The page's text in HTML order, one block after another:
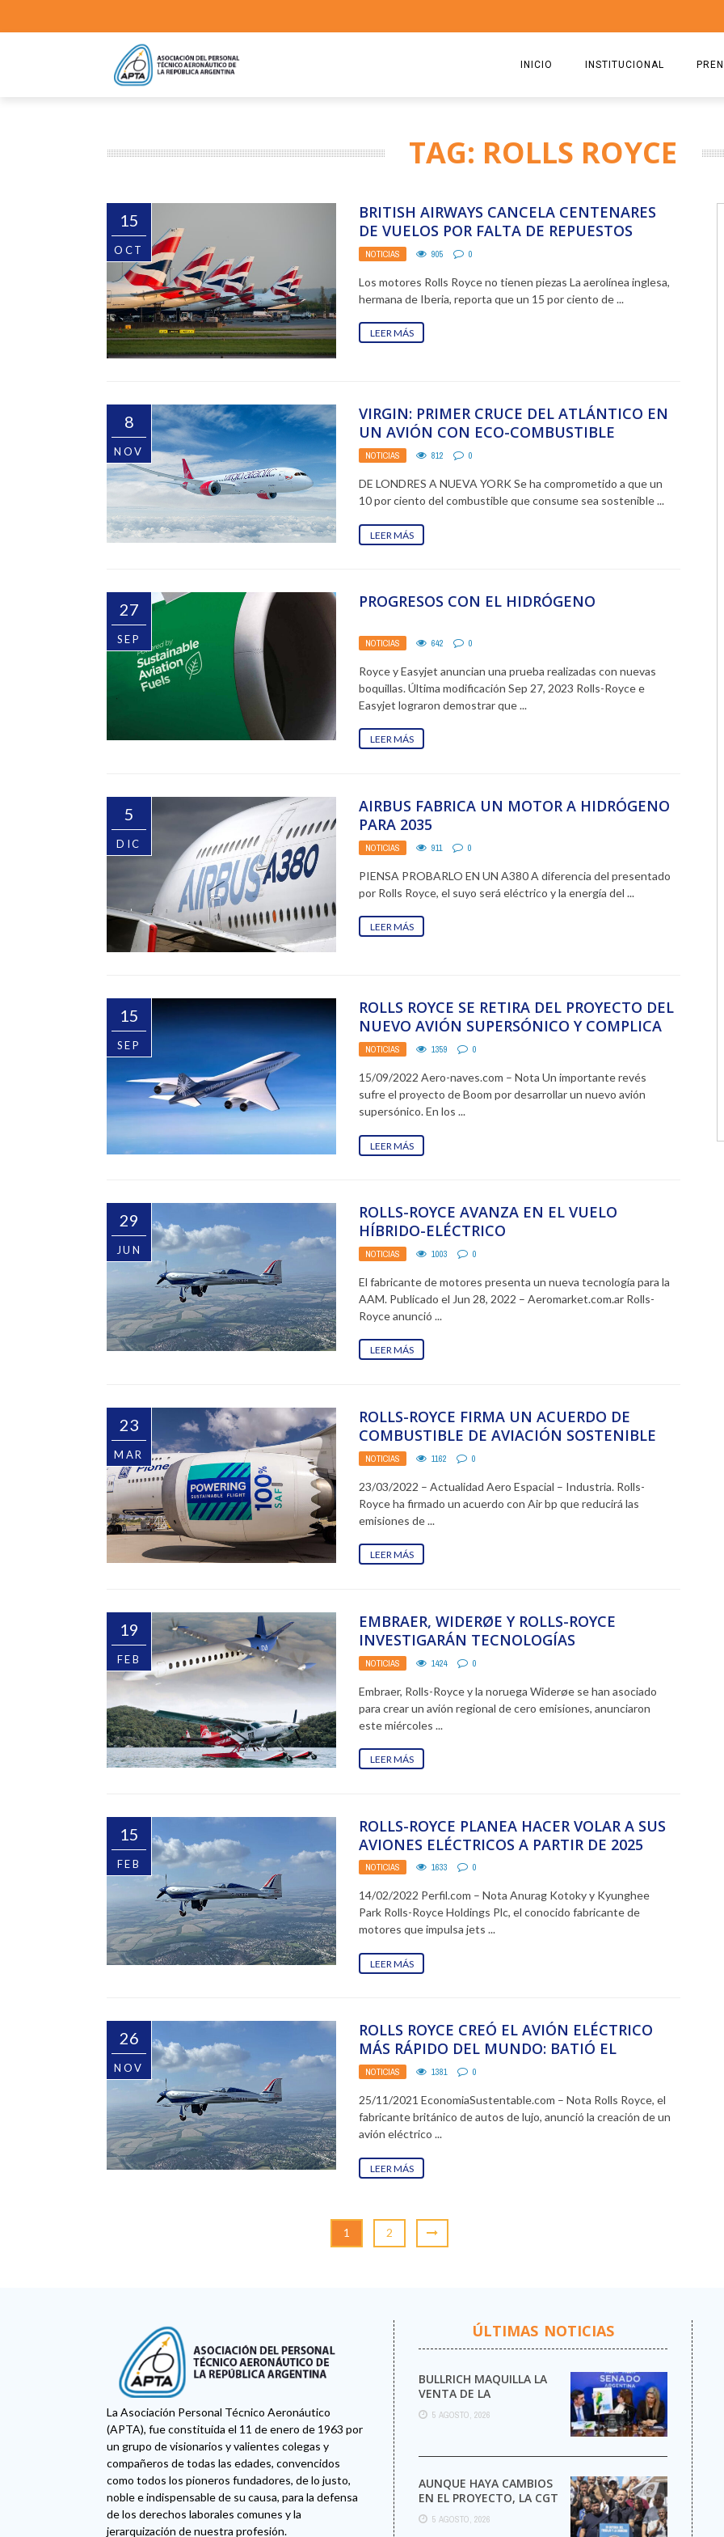
INICIO INSTITUCIONAL
ESTATUTO
RICARDO CIRIELLI
2025
TAG: ROLLS ROYCE
15
OCT
BRITISH AIRWAYS CANCELA CENTENARES
DE VUELOS POR FALTA DE REPUESTOS
NOTICIAS 905 0
Los motores Rolls Royce no tienen piezas La aerolínea inglesa,
hermana de Iberia, reporta que un 15 por ciento de ...
LEER MÁS
8
NOV
VIRGIN: PRIMER CRUCE DEL ATLÁNTICO EN
UN AVIÓN CON ECO-COMBUSTIBLE
NOTICIAS 812 0
DE LONDRES A NUEVA YORK Se ha comprometido a que un
10 por ciento del combustible que consume sea sostenible ...
LEER MÁS
27
SEP
PROGRESOS CON EL HIDRÓGENO
NOTICIAS 642 0
Royce y Easyjet anuncian una prueba realizadas con nuevas
boquillas. Última modificación Sep 27, 2023 Rolls-Royce e
Easyjet lograron demostrar que ...
LEER MÁS
5
DIC
AIRBUS FABRICA UN MOTOR A HIDRÓGENO
PARA 2035
NOTICIAS 911 0
PIENSA PROBARLO EN UN A380 A diferencia del presentado
por Rolls Royce, el suyo será eléctrico y la energía del ...
LEER MÁS
15
SEP
ROLLS ROYCE SE RETIRA DEL PROYECTO DEL
NUEVO AVIÓN SUPERSÓNICO Y COMPLICA
A BOOM SUPERSONIC
NOTICIAS 1359 0
15/09/2022 Aero-naves.com – Nota Un importante revés
sufre el proyecto de Boom por desarrollar un nuevo avión
supersónico. En los ...
LEER MÁS
29
JUN
ROLLS-ROYCE AVANZA EN EL VUELO
HÍBRIDO-ELÉCTRICO
NOTICIAS 1003 0
El fabricante de motores presenta un nueva tecnología para la
AAM. Publicado el Jun 28, 2022 – Aeromarket.com.ar Rolls-
Royce anunció ...
LEER MÁS
23
MAR
ROLLS-ROYCE FIRMA UN ACUERDO DE
COMBUSTIBLE DE AVIACIÓN SOSTENIBLE
CON AIR BP PARA PRUEBAS DE ...
NOTICIAS 1162 0
23/03/2022 – Actualidad Aero Espacial – Industria. Rolls-
Royce ha firmado un acuerdo con Air bp que reducirá las
emisiones de ...
LEER MÁS
19
FEB
EMBRAER, WIDERØE Y ROLLS-ROYCE
INVESTIGARÁN TECNOLOGÍAS
INNOVADORAS PARA AVIONES REGIONALES
SOSTENIBLES
NOTICIAS 1424 0
Embraer, Rolls-Royce y la noruega Widerøe se han asociado
para crear un avión regional de cero emisiones, anunciaron
este miércoles ...
LEER MÁS
15
FEB
ROLLS-ROYCE PLANEA HACER VOLAR A SUS
AVIONES ELÉCTRICOS A PARTIR DE 2025
NOTICIAS 1633 0
14/02/2022 Perfil.com – Nota Anurag Kotoky y Kyunghee
Park Rolls-Royce Holdings Plc, el conocido fabricante de
motores que impulsa jets ...
LEER MÁS
26
NOV
ROLLS ROYCE CREÓ EL AVIÓN ELÉCTRICO
MÁS RÁPIDO DEL MUNDO: BATIÓ EL
RÉCORD
NOTICIAS 1381 0
25/11/2021 EconomiaSustentable.com – Nota Rolls Royce, el
fabricante británico de autos de lujo, anunció la creación de un
avión eléctrico ...
LEER MÁS
1 2
La Asociación Personal Técnico Aeronáutico
(APTA), fue constituida el 11 de enero de 1963 por
un grupo de visionarios y valientes colegas y
compañeros de todas las edades, convencidos
como todos los pioneros fundadores, de lo justo,
noble e indispensable de su causa, para la defensa
de los derechos laborales comunes y la
jerarquización de nuestra profesión.
ÚLTIMAS NOTICIAS
BULLRICH MAQUILLA LA
VENTA DE LA
ARGENTINA
5 AGOSTO, 2026
AUNQUE HAYA CAMBIOS
EN EL PROYECTO, LA CGT
MARCHA AL CONGRESO
CONTRA LA LEY DE ...
5 AGOSTO, 2026